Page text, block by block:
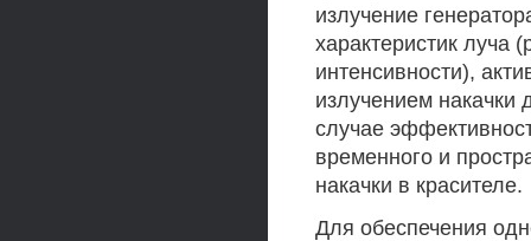
излучение
характеристик луча
интенсивности),
излучением
случае
временного и
накачки в красителе.
Для обеспечения